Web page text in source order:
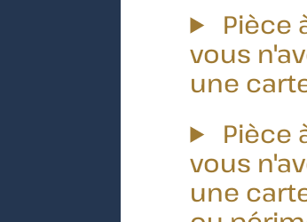
Pièce
vous
une
Pièce
vous
une